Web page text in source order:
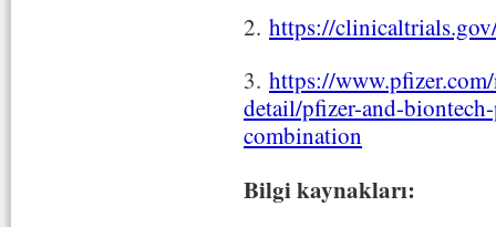
2. https://
3. https://www.pfizer.com/
detail/pfizer-and-
combination
Bilgi kaynakları: